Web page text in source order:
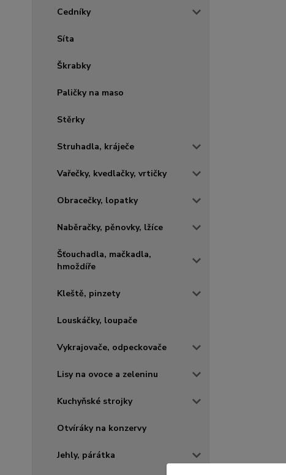
Cedníky
Síta
Škrabky
Paličky na maso
Stěrky
Struhadla, kráječe
Vařečky, kvedlačky, vrtičky
Obracečky, lopatky
Naběračky, pěnovky, lžíce
Šťouchadla, mačkadla,
hmoždíře
Kleště, pinzety
Louskáčky, loupače
Vykrajovače, odpeckovače
Lisy na ovoce a zeleninu
Kuchyňské strojky
Otvíráky na konzervy
Jehly, párátka